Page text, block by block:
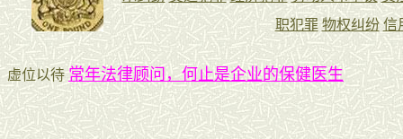
虚位以待常年法律顾问，何止是企业的保健医生